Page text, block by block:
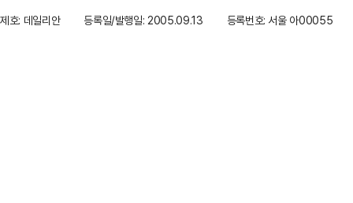
제호: 데일리안
등록일/발행일: 2005.09.13 등록번호: 서울 아00055